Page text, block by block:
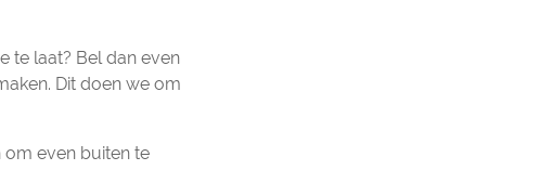
te laat? Bel dan even
Dit doen we om
even buiten te